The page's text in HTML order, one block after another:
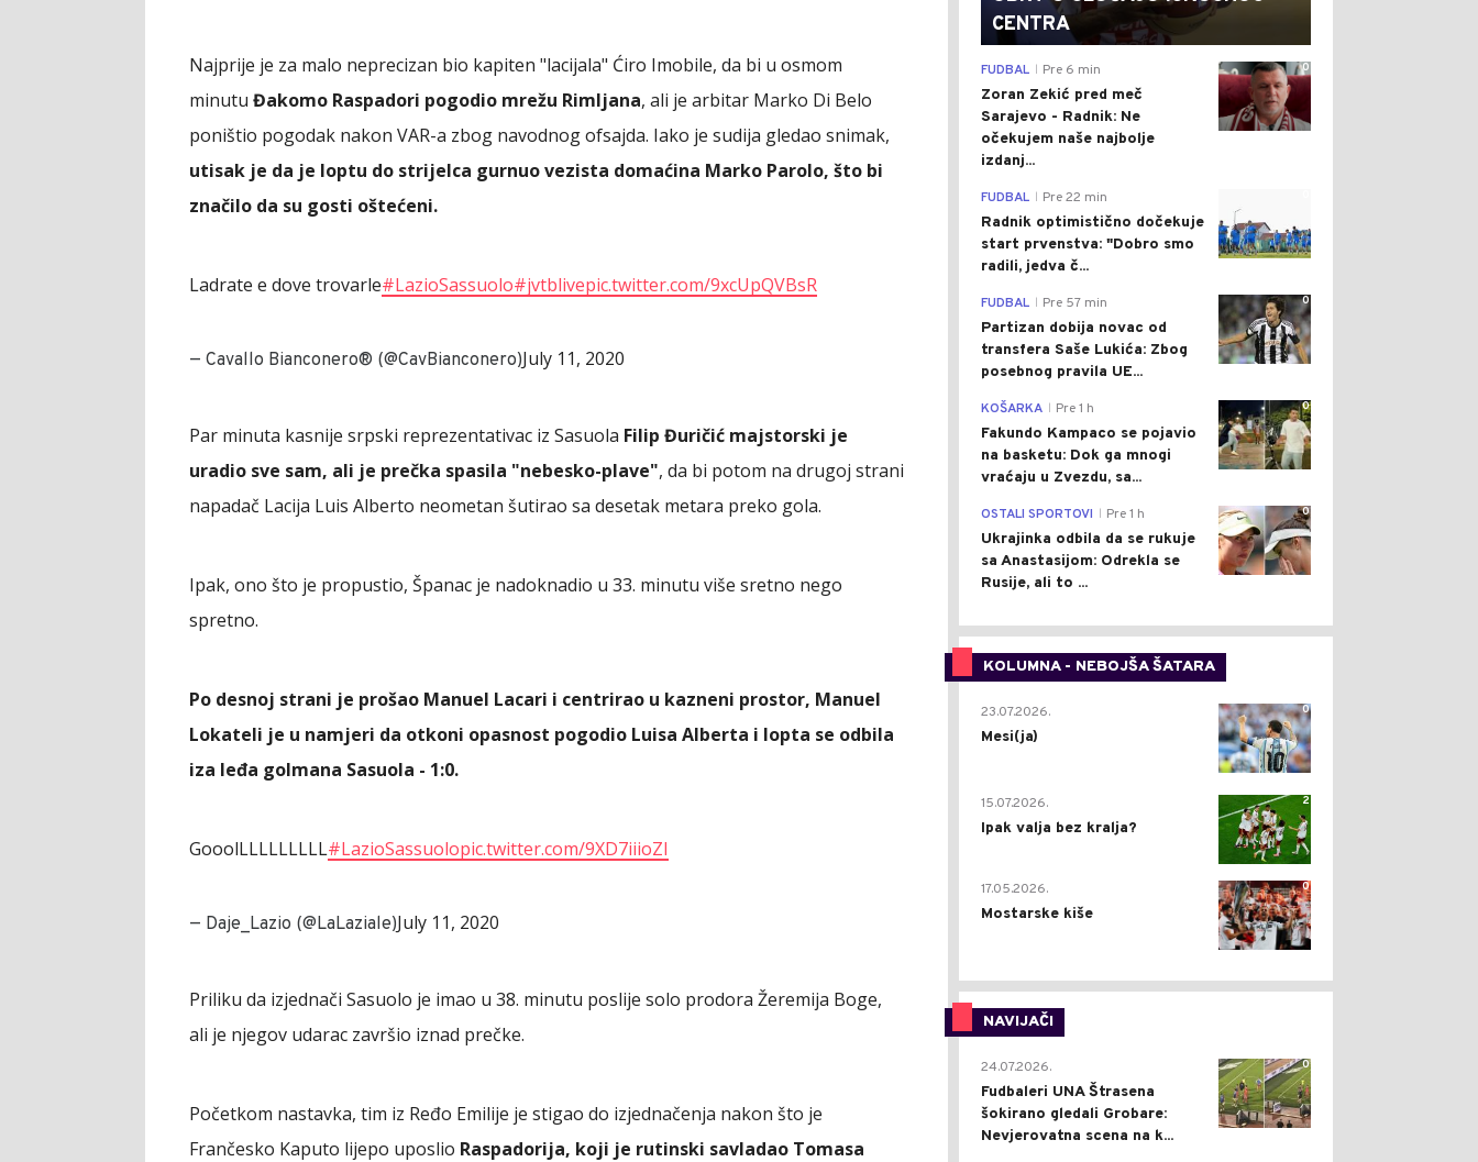
Najprije je za malo neprecizan bio kapiten "lacijala" Ćiro Imobile, da bi u osmom
minutu Đakomo Raspadori pogodio mrežu Rimljana, ali je arbitar Marko Di Belo
poništio pogodak nakon VAR-a zbog navodnog ofsajda. Iako je sudija gledao snimak,
utisak je da je loptu do strijelca gurnuo vezista domaćina Marko Parolo, što bi
značilo da su gosti oštećeni.
Ladrate e dove trovarle#LazioSassuolo#jvtblivepic.twitter.com/9xcUpQVBsR
— Cavallo Bianconero®️ (@CavBianconero)July 11, 2020
Par minuta kasnije srpski reprezentativac iz Sasuola Filip Đuričić majstorski je
uradio sve sam, ali je prečka spasila "nebesko-plave", da bi potom na drugoj strani
napadač Lacija Luis Alberto neometan šutirao sa desetak metara preko gola.
Ipak, ono što je propustio, Španac je nadoknadio u 33. minutu više sretno nego
spretno.
Po desnoj strani je prošao Manuel Lacari i centrirao u kazneni prostor, Manuel
Lokateli je u namjeri da otkoni opasnost pogodio Luisa Alberta i lopta se odbila
iza leđa golmana Sasuola - 1:0.
GooolLLLLLLLLL#LazioSassuolopic.twitter.com/9XD7iiioZI
— Daje_Lazio (@LaLaziale)July 11, 2020
Priliku da izjednači Sasuolo je imao u 38. minutu poslije solo prodora Žeremija Boge,
ali je njegov udarac završio iznad prečke.
Početkom nastavka, tim iz Ređo Emilije je stigao do izjednačenja nakon što je
Frančesko Kaputo lijepo uposlio Raspadorija, koji je rutinski savladao Tomasa
CENTRA
0
FUDBAL Pre 6 min
Zoran Zekić pred meč
Sarajevo - Radnik: Ne
očekujem naše najbolje
izdanj...
FUDBAL Pre 22 min
Radnik optimistično dočekuje
start prvenstva: "Dobro smo
radili, jedva č...
0
FUDBAL Pre 57 min
Partizan dobija novac od
transfera Saše Lukića: Zbog
posebnog pravila UE...
0
KOŠARKA Pre 1 h
Fakundo Kampaco se pojavio
na basketu: Dok ga mnogi
vraćaju u Zvezdu, sa...
0
OSTALI SPORTOVI Pre 1 h
Ukrajinka odbila da se rukuje
sa Anastasijom: Odrekla se
Rusije, ali to ...
KOLUMNA - NEBOJŠA ŠATARA
0
23.07.2026.
Mesi(ja)
2
15.07.2026.
Ipak valja bez kralja?
0
17.05.2026.
Mostarske kiše
NAVIJAČI
0
24.07.2026.
Fudbaleri UNA Štrasena
šokirano gledali Grobare:
Nevjerovatna scena na k...